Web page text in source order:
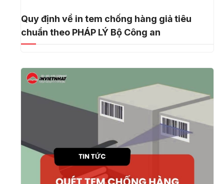
Quy định về in tem chống hàng giả tiêu
chuẩn theo PHÁP LÝ Bộ Công an